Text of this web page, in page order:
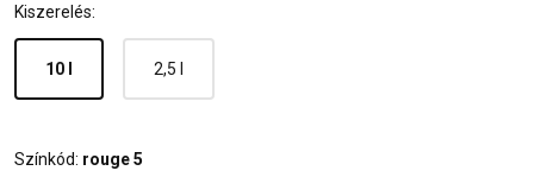
Kiszerelés:
10 l 2,5 l
Színkód: rouge 5